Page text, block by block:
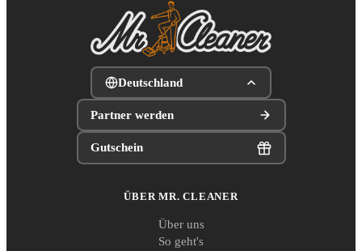
Deutschland
Partner werden
Gutschein
ÜBER MR. CLEANER
Über uns
So geht's